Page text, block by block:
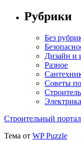
Рубрики
Без
Дизайн и
Разное
Советы
Электрика
Строительный портал
Тема от WP Puzzle